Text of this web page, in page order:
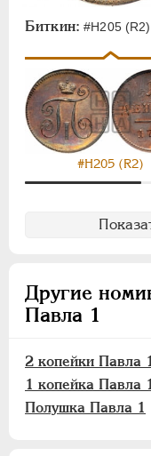
Биткин: #Н205
#Н205 (R2)
Другие
Павла 1
2 копейки Павла
1 копейка Павла
Полушка Павла 1